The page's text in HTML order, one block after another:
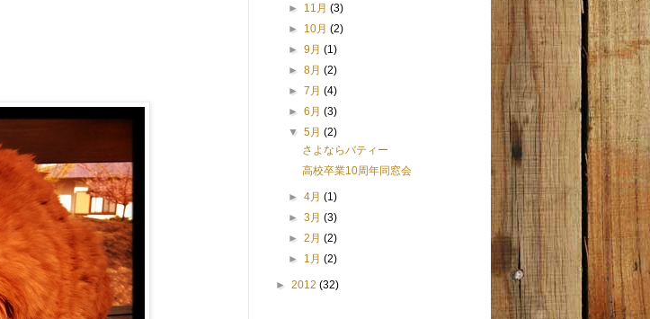
► 11月(3)
► 10月(2)
►9月(1)
►8月(2)
►7月(4)
►6月(3)
▼5月(2)
さよならバティー
高校卒業10周年同窓会
►4月(1)
►3月(3)
►2月(2)
► 1月(2)
► 2012 (32)